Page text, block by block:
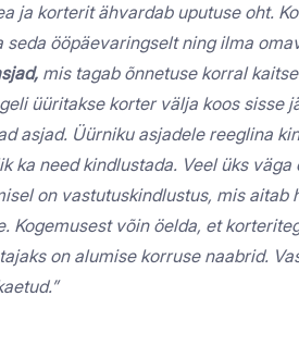
ja korterit ähvardab uputuse oht.
ööpäevaringselt ning ilma
mis tagab õnnetuse korral
üüritakse korter välja koos sisse
asjad. Üürniku asjadele reeglina
ka need kindlustada. Veel üks väga
on vastutuskindlustus, mis aitab
võin öelda, et
on alumise korruse naabrid.
”